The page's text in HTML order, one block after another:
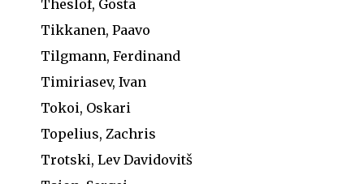
Theslöf, Gösta
Tikkanen, Paavo
Tilgmann, Ferdinand
Timiriasev, Ivan
Tokoi, Oskari
Topelius, Zachris
Trotski, Lev Davidovitš